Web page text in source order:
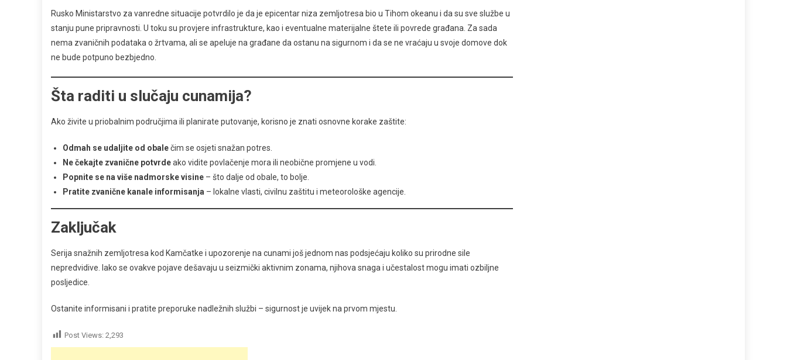
Rusko Ministarstvo za vanredne situacije potvrdilo je da je epicentar niza zemljotresa bio u Tihom okeanu i da su sve službe u
stanju pune pripravnosti. U toku su provjere infrastrukture, kao i eventualne materijalne štete ili povrede građana. Za sada
nema zvaničnih podataka o žrtvama, ali se apeluje na građane da ostanu na sigurnom i da se ne vraćaju u svoje domove dok
ne bude potpuno bezbjedno.
Šta raditi u slučaju cunamija?
Ako živite u priobalnim područjima ili planirate putovanje, korisno je znati osnovne korake zaštite:
Odmah se udaljite od obalečim se osjeti snažan potres.
Ne čekajte zvanične potvrdeako vidite povlačenje mora ili neobične promjene u vodi.
Popnite se na više nadmorske visine – što dalje od obale, to bolje.
Pratite zvanične kanale informisanja – lokalne vlasti, civilnu zaštitu i meteorološke agencije.
Zaključak
Serija snažnih zemljotresa kod Kamčatke i upozorenje na cunami još jednom nas podsjećaju koliko su prirodne sile
nepredvidive. Iako se ovakve pojave dešavaju u seizmički aktivnim zonama, njihova snaga i učestalost mogu imati ozbiljne
posljedice.
Ostanite informisani i pratite preporuke nadležnih službi – sigurnost je uvijek na prvom mjestu.
Post Views: 2,293